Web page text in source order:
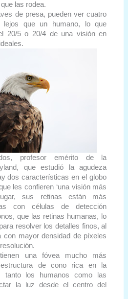
las rodea.
de presa, pueden ver cuatro
que un humano, lo que
20/5 o 20/4 de una visión en
profesor emérito de la
que estudió la agudeza
dos características en el globo
les confieren ‘una visión más
sus retinas están más
con células de detección
que las retinas humanas, lo
resolver los detalles finos, al
con mayor densidad de píxeles
una fóvea mucho más
de cono rica en la
tanto los humanos como las
la luz desde el centro del